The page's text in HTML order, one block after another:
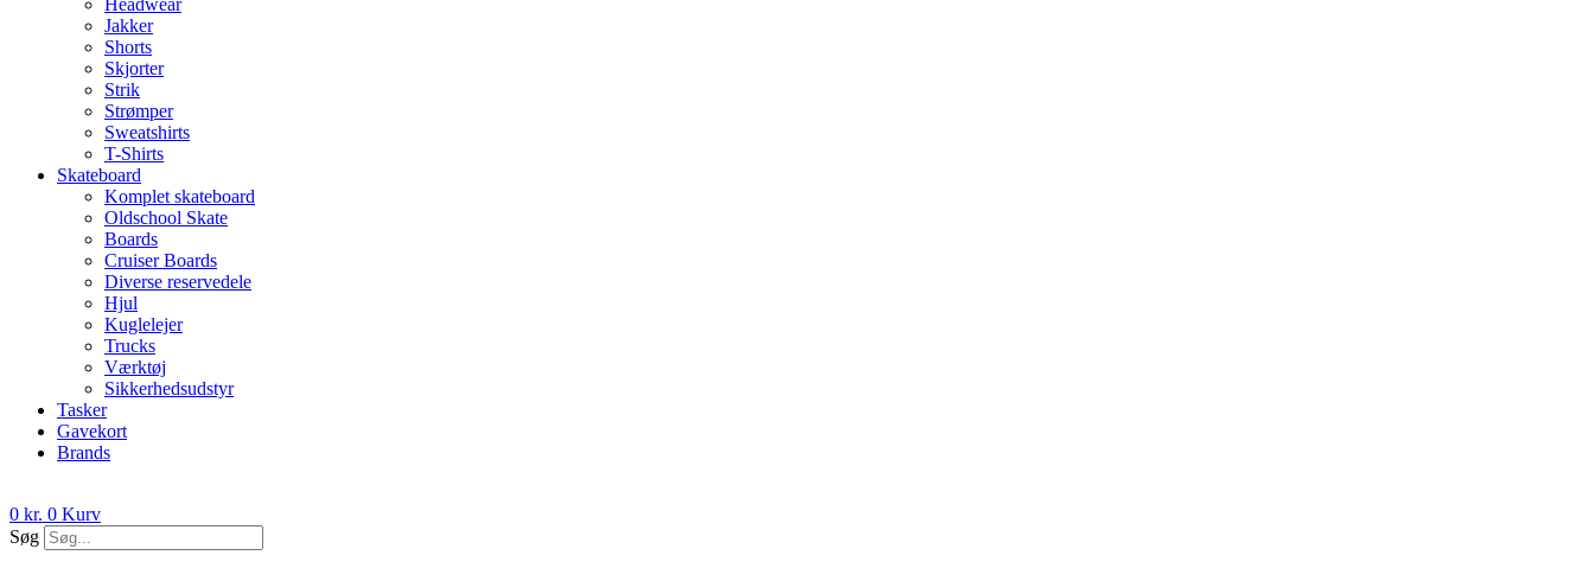
Headwear
Jakker
Shorts
Skjorter
Strik
Strømper
Sweatshirts
T-Shirts
Skateboard
Komplet skateboard
Oldschool Skate
Boards
Cruiser Boards
Diverse reservedele
Hjul
Kuglelejer
Trucks
Værktøj
Sikkerhedsudstyr
Tasker
Gavekort
Brands
0 kr. 0 Kurv
Søg